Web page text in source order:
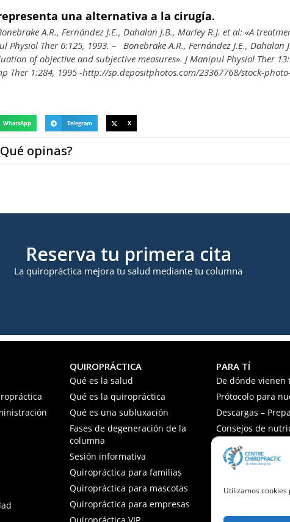
Utilizamos
una alternativa a la cirugía.
A.R., Fernández J.E., Dahalan J.B., Marley R.J. et al: «A
Physiol Ther 6:125, 1993. – Bonebrake A.R., Fernández J.E., Dahalan
of objective and subjective measures». J Manipul Physiol Ther
Ther 1:284, 1995 -http://sp.depositphotos.com/23367768/stock-photo-
WhatsApp Telegram X
opinas?
Reserva tu primera cita
La quiropráctica mejora tu salud mediante tu columna
QUIROPRÁCTICA
Qué es la salud
Qué es la quiropráctica
Qué es una subluxación
Fases de degeneración de la
columna
Sesión informativa
Quiropráctica para familias
Quiropráctica para mascotas
Quiropráctica para empresas
PARA TÍ
De dónde vienen
Prótocolo para
Descargas –
Consejos de
Preguntas